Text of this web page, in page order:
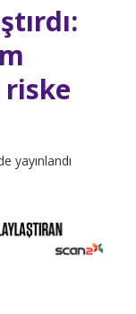
yayınlandı